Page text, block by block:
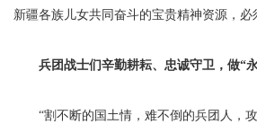
新疆各族儿女共同奋斗的宝贵精神资源，必
兵团战士们辛勤耕耘、忠诚守卫，做“
“割不断的国土情，难不倒的兵团人，攻